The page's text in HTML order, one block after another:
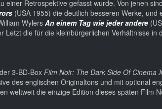
einer Retrospektive gefasst wurde. Von jenen
(USA 1955) die deutlich besseren Werke, und
Wylers An einem Tag wie jeder andere
die für die kleinbürgerlichen Verhältnisse in
3-BD-BoxFilm Noir: The Dark Side Of Cinema
des englischen Originaltons und mit optional
weltweit die einzige Edition dieses späten Film